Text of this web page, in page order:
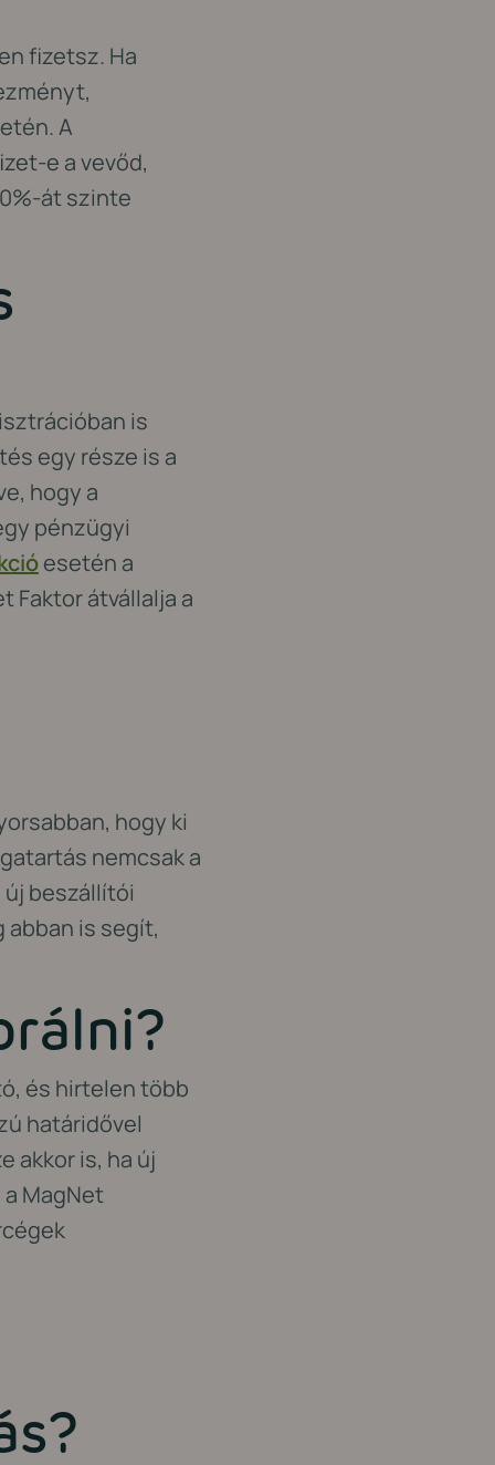
fizetsz. Ha
A
e a vevőd,
át szinte
is
egy része is a
hogy a
pénzügyi
esetén a
Faktor átvállalja a
hogy ki
nemcsak a
új beszállítói
is segít,
és hirtelen több
határidővel
akkor is, ha új
MagNet